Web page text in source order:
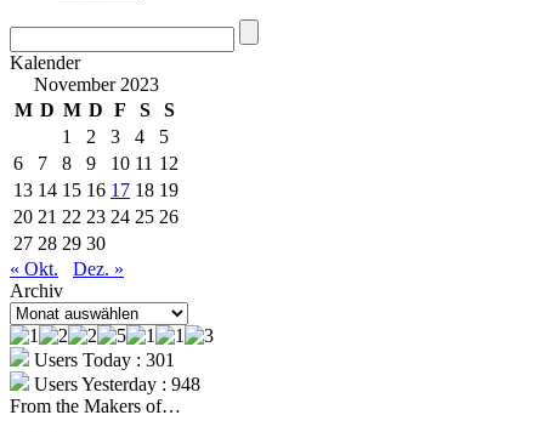
Kalender
November 2023
M D M D F S
S
1
2 3 4
5
6
7 8 9 10 11 12
13 14 15 16 17 18 19
20 21 22 23 24 25 26
27 28 29 30
« Okt.
Dez. »
Archiv
Archiv
Users Today : 301
Users Yesterday : 948
From the Makers of…